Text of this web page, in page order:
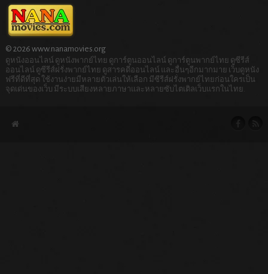
© 2026 www.nanamovies.org
ดูหนังออนไลน์ ดูหนังพากย์ไทย ดูการ์ตูนออนไลน์ ดูการ์ตูนพากย์ไทย ดูซีรีส์
ออนไลน์ ดูซีรีส์ฝรั่งพากย์ไทย ดูสารคดีออนไลน์ และอื่นๆอีกมากมาย เว็บดูหนัง
ฟรีที่ดีที่สุด ใช้งานง่ายมีหลายตัวเล่นให้เลือก มีซีรีส์ฝรั่งพากย์ไทยก่อนใครเป็น
จุดเด่นของเว็บ มีระบบเสียงหลายภาษาและหลายซับไตเติลเว็บแรกในไทย.